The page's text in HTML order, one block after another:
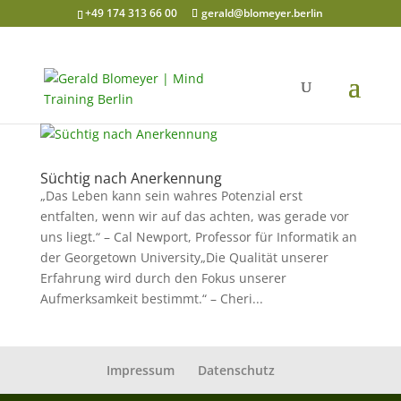
+49 174 313 66 00 gerald@blomeyer.berlin
Süchtig nach Anerkennung
„Das Leben kann sein wahres Potenzial erst
entfalten, wenn wir auf das achten, was gerade vor
uns liegt.“ – Cal Newport, Professor für Informatik an
der Georgetown University„Die Qualität unserer
Erfahrung wird durch den Fokus unserer
Aufmerksamkeit bestimmt.“ – Cheri...
Impressum Datenschutz